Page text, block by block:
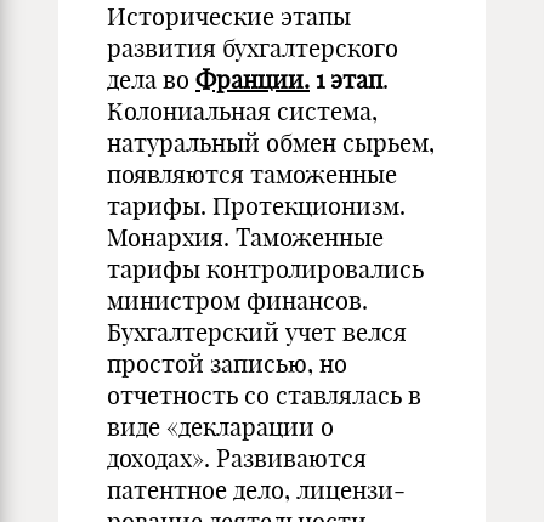
Исторические этапы
развития бухгалтерского
дела во Франции. 1 этап.
Колониальная система,
натуральный обмен сырьем,
появляются таможенные
тарифы. Протекционизм.
Монархия. Таможенные
тарифы контролировались
мини­стром финансов.
Бухгалтерский учет велся
простой записью, но
отчетность со­ ставлялась в
виде «декларации о
доходах». Развиваются
патентное дело, лицензи­